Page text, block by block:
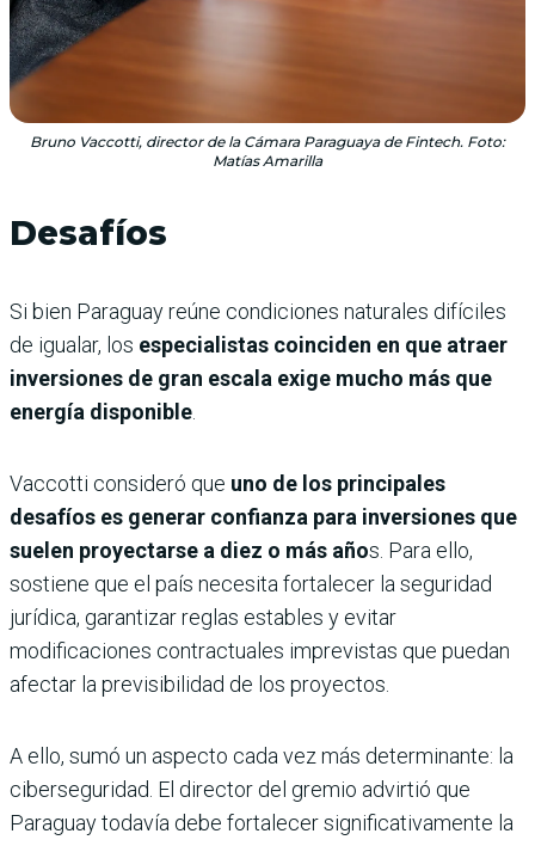
Bruno Vaccotti, director de la Cámara Paraguaya de Fintech. Foto:
Matías Amarilla
Desafíos
Si bien Paraguay reúne condiciones naturales difíciles
de igualar, los especialistas coinciden en que atraer
inversiones de gran escala exige mucho más que
energía disponible.
Vaccotti consideró que uno de los principales
desafíos es generar confianza para inversiones que
suelen proyectarse a diez o más años. Para ello,
sostiene que el país necesita fortalecer la seguridad
jurídica, garantizar reglas estables y evitar
modificaciones contractuales imprevistas que puedan
afectar la previsibilidad de los proyectos.
A ello, sumó un aspecto cada vez más determinante: la
ciberseguridad. El director del gremio advirtió que
Paraguay todavía debe fortalecer significativamente la